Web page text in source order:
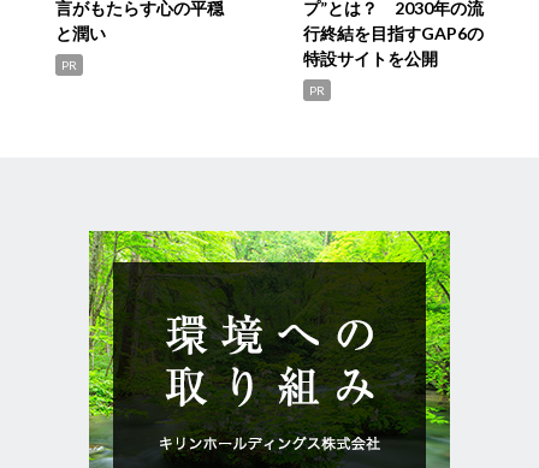
言がもたらす心の平穏
と潤い
PR
プ”とは？ 2030年の流
行終結を目指すGAP6の
特設サイトを公開
PR